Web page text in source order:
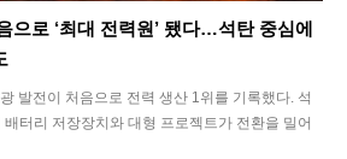
으로 ‘최대 전력원’ 됐다…석탄 중심에
발전이 처음으로 전력 생산 1위를 기록했다. 석
터리 저장장치와 대형 프로젝트가 전환을 밀어